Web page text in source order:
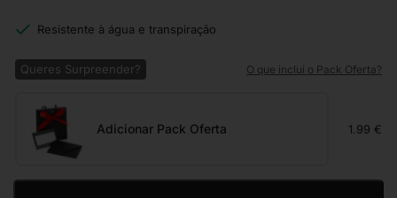
Resistente à água e transpiração
Queres Surpreender? O que inclui o Pack Oferta?
Adicionar Pack Oferta 1.99 €